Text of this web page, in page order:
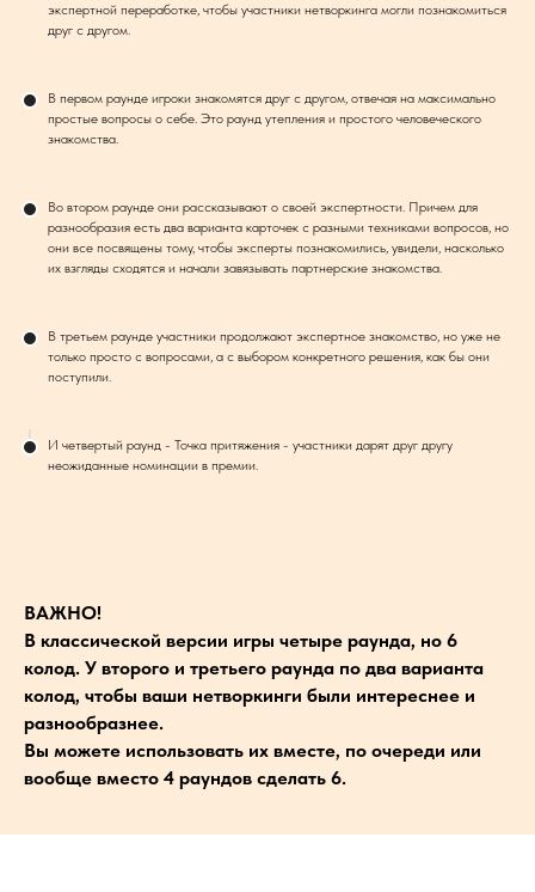
экспертной переработке, чтобы участники нетворкинга могли познакомиться
друг с другом.
В первом раунде игроки знакомятся друг с другом, отвечая на максимально
простые вопросы о себе. Это раунд утепления и простого человеческого
знакомства.
Во втором раунде они рассказывают о своей экспертности. Причем для
разнообразия есть два варианта карточек с разными техниками вопросов, но
они все посвящены тому, чтобы эксперты познакомились, увидели, насколько
их взгляды сходятся и начали завязывать партнерские знакомства.
В третьем раунде участники продолжают экспертное знакомство, но уже не
только просто с вопросами, а с выбором конкретного решения, как бы они
поступили.
И четвертый раунд - Точка притяжения - участники дарят друг другу
неожиданные номинации в премии.
ВАЖНО!
В классической версии игры четыре раунда, но 6
колод. У второго и третьего раунда по два варианта
колод, чтобы ваши нетворкинги были интереснее и
разнообразнее.
Вы можете использовать их вместе, по очереди или
вообще вместо 4 раундов сделать 6.